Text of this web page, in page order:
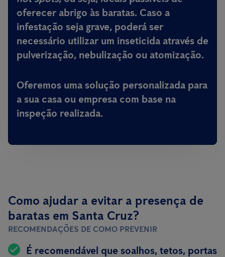
oferecer abrigo às baratas. Caso a
infestação seja grave, poderá ser
necessário utilizar um inseticida através de
pulverização, nebulização ou atomização.
Oferemos uma solução personalizada para
a sua casa ou empresa com base na
inspeção realizada.
Como ajudar a evitar a presença de
baratas em Santa Cruz?
RECOMENDAÇÕES DE COMO PREVENIR
É recomendável que soalhos, tetos, portas